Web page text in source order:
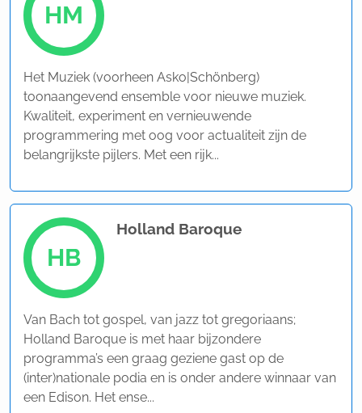
HM
Het Muziek (voorheen Asko|Schönberg)
toonaangevend ensemble voor nieuwe muziek.
Kwaliteit, experiment en vernieuwende
programmering met oog voor actualiteit zijn de
belangrijkste pijlers. Met een rijk...
HB
Holland Baroque
Van Bach tot gospel, van jazz tot gregoriaans;
Holland Baroque is met haar bijzondere
programma’s een graag geziene gast op de
(inter)nationale podia en is onder andere winnaar van
een Edison. Het ense...